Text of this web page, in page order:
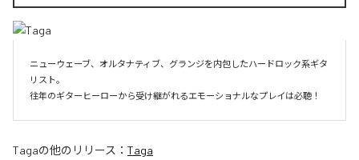
ニューウェーブ、オルタナティブ、グランジを内包したハードロック系ギタ
リスト。
往年のギターヒーローから受け継がれるエモーショナルなプレイは必聴！
Tagaの他のリリース： Taga